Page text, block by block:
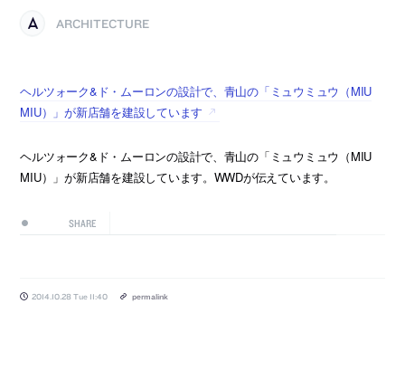
ARCHITECTURE
ヘルツォーク&ド・ムーロンの設計で、青山の「ミュウミュウ（MIU
MIU）」が新店舗を建設しています
ヘルツォーク&ド・ムーロンの設計で、青山の「ミュウミュウ（MIU
MIU）」が新店舗を建設しています。WWDが伝えています。
SHARE
2014.10.28 Tue 11:40 permalink